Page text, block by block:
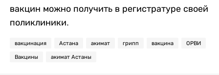
вакцин можно получить в регистратуре своей
поликлиники.
вакцинация Астана акимат грипп вакцина ОРВИ
Вакцины акимат Астаны